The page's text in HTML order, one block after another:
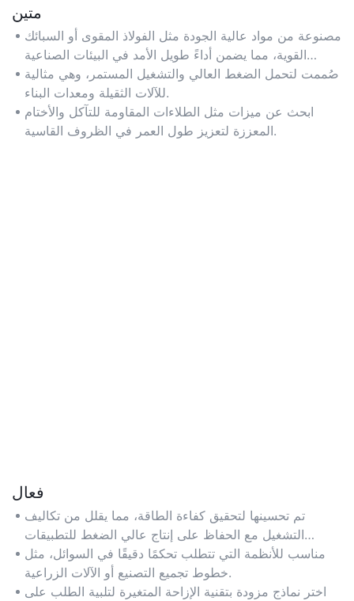
متين
مصنوعة من مواد عالية الجودة مثل الفولاذ المقوى أو السبائك
القوية، مما يضمن أداءً طويل الأمد في البيئات الصناعية
الصعبة.
صُممت لتحمل الضغط العالي والتشغيل المستمر، وهي مثالية
للآلات الثقيلة ومعدات البناء.
ابحث عن ميزات مثل الطلاءات المقاومة للتآكل والأختام
المعززة لتعزيز طول العمر في الظروف القاسية.
فعال
تم تحسينها لتحقيق كفاءة الطاقة، مما يقلل من تكاليف
التشغيل مع الحفاظ على إنتاج عالي الضغط للتطبيقات
الصناعية.
مناسب للأنظمة التي تتطلب تحكمًا دقيقًا في السوائل، مثل
خطوط تجميع التصنيع أو الآلات الزراعية.
اختر نماذج مزودة بتقنية الإزاحة المتغيرة لتلبية الطلب على